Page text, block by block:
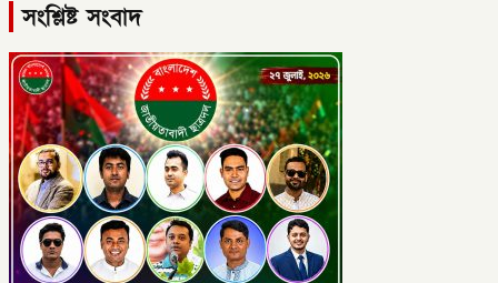
সংশ্লিষ্ট সংবাদ